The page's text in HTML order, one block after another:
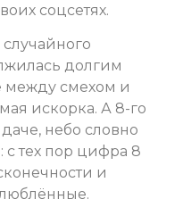
соцсетях.
долгим
между смехом и
искорка. А 8-го
небо словно
с тех пор цифра 8
и